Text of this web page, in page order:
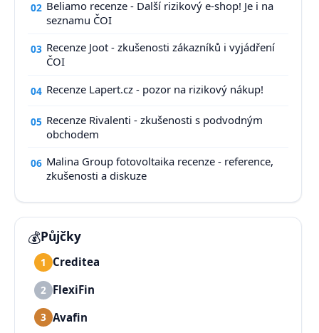
02 Beliamo recenze - Další rizikový e-shop! Je i na
seznamu ČOI
03 Recenze Joot - zkušenosti zákazníků i vyjádření
ČOI
04 Recenze Lapert.cz - pozor na rizikový nákup!
05 Recenze Rivalenti - zkušenosti s podvodným
obchodem
06 Malina Group fotovoltaika recenze - reference,
zkušenosti a diskuze
💰Půjčky
1 Creditea
2 FlexiFin
3 Avafin